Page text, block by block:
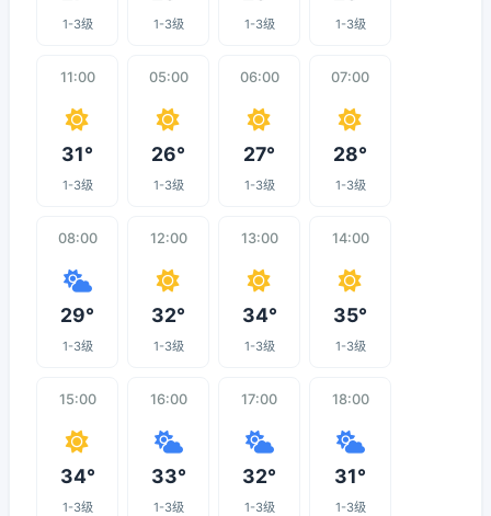
1-3级 1-3级 1-3级 1-3级
11:00
31°
1-3级
05:00
26°
1-3级
06:00
27°
1-3级
07:00
28°
1-3级
08:00
29°
1-3级
12:00
32°
1-3级
13:00
34°
1-3级
14:00
35°
1-3级
15:00
34°
1-3级
16:00
33°
1-3级
17:00
32°
1-3级
18:00
31°
1-3级